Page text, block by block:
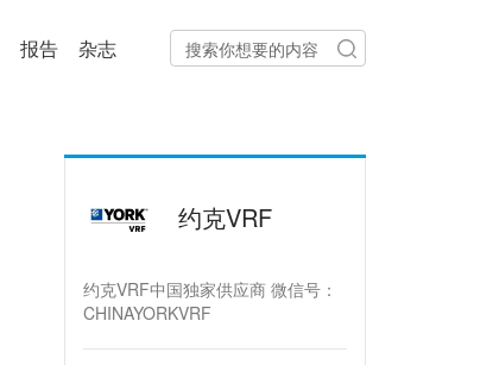
报告 杂志
约克VRF
约克VRF中国独家供应商 微信号：
CHINAYORKVRF